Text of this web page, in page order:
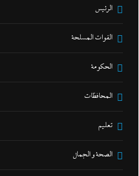
الرئيس
القوات المسلحة
الحكومة
المحافظات
تعليم
الصحة و الجمال